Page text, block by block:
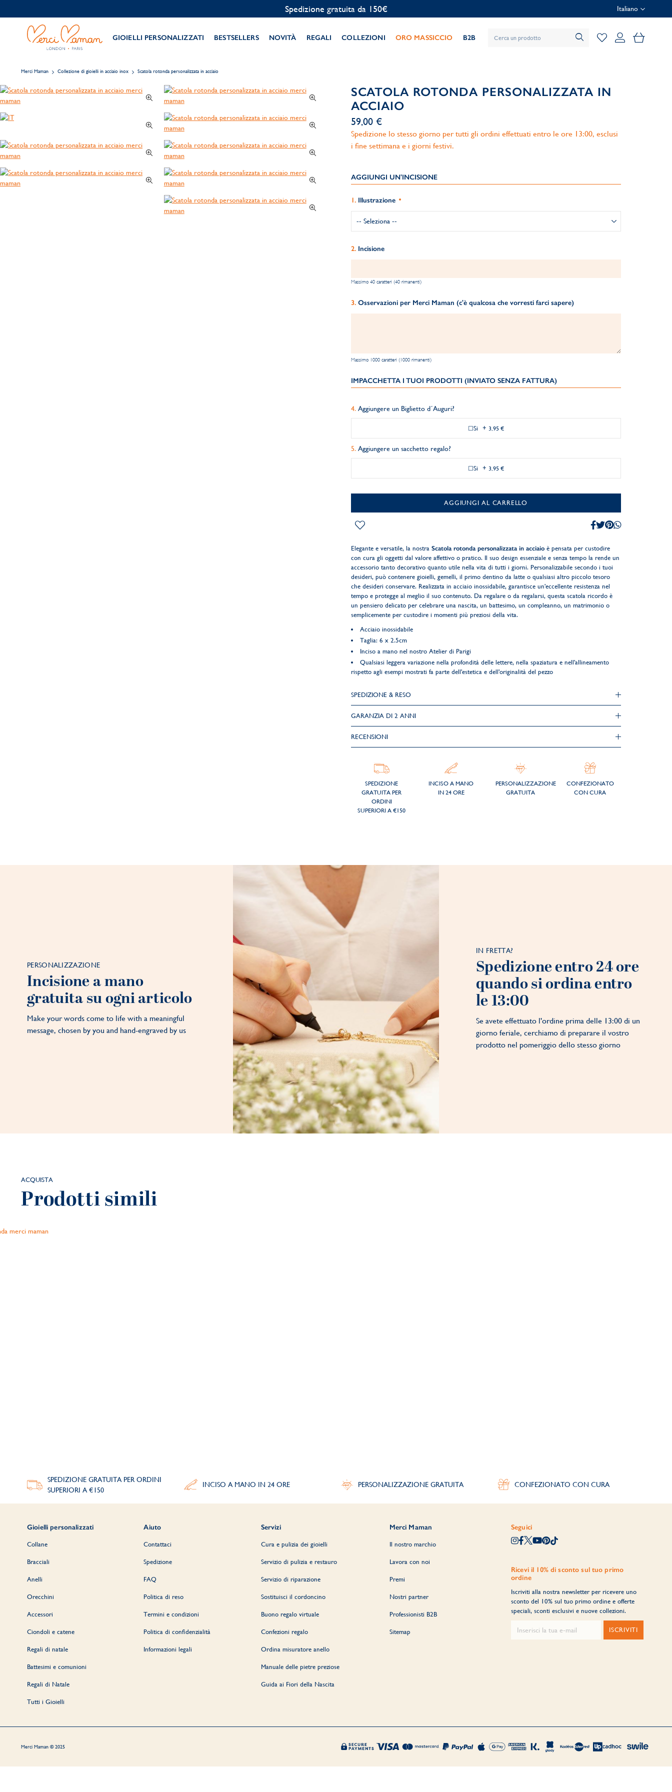
Personalizzazione gratuita Italiano
GIOIELLI PERSONALIZZATI BESTSELLERS NOVITÀ REGALI COLLEZIONI ORO MASSICCIO B2B Il mio
Merci Maman Collezione di gioielli in acciaio inox Scatola rotonda personalizzata in acciaio
SCATOLA ROTONDA PERSONALIZZATA IN
ACCIAIO
59,00 €
Spedizione lo stesso giorno per tutti gli ordini effettuati entro le ore 13:00, esclusi
i fine settimana e i giorni festivi.
AGGIUNGI UN'INCISIONE
Illustrazione
Incisione
Massimo 40 caratteri (40 rimanenti)
Osservazioni per Merci Maman (c'è qualcosa che vorresti farci sapere)
Massimo 1000 caratteri (1000 rimanenti)
IMPACCHETTA I TUOI PRODOTTI (INVIATO SENZA FATTURA)
Aggiungere un Biglietto d´Auguri?
Si + 3,95 €
Aggiungere un sacchetto regalo?
Si + 3,95 €
AGGIUNGI AL CARRELLO
Elegante e versatile, la nostra Scatola rotonda personalizzata in acciaioè pensata per custodire
con cura gli oggetti dal valore affettivo o pratico. Il suo design essenziale e senza tempo la rende un
accessorio tanto decorativo quanto utile nella vita di tutti i giorni. Personalizzabile secondo i tuoi
desideri, può contenere gioielli, gemelli, il primo dentino da latte o qualsiasi altro piccolo tesoro
che desideri conservare. Realizzata in acciaio inossidabile, garantisce un'eccellente resistenza nel
tempo e protegge al meglio il suo contenuto. Da regalare o da regalarsi, questa scatola ricordo è
un pensiero delicato per celebrare una nascita, un battesimo, un compleanno, un matrimonio o
semplicemente per custodire i momenti più preziosi della vita.
Acciaio inossidabile
Taglia: 6 x 2.5cm
Inciso a mano nel nostro Atelier di Parigi
Qualsiasi leggera variazione nella profondità delle lettere, nella spaziatura e nell'allineamento
rispetto agli esempi mostrati fa parte dell'estetica e dell'originalità del pezzo
SPEDIZIONE & RESO
GARANZIA DI 2 ANNI
RECENSIONI
SPEDIZIONE
GRATUITA PER
ORDINI
SUPERIORI A €150
INCISO A MANO
IN 24 ORE
PERSONALIZZAZIONE
GRATUITA
CONFEZIONATO
CON CURA
PERSONALIZZAZIONE
Incisione a mano
gratuita su ogni articolo
Make your words come to life with a meaningful
message, chosen by you and hand-engraved by us
IN FRETTA?
Spedizione entro 24 ore
quando si ordina entro
le 13:00
Se avete effettuato l'ordine prima delle 13:00 di un
giorno feriale, cerchiamo di preparare il vostro
prodotto nel pomeriggio dello stesso giorno
ACQUISTA
Prodotti simili
SPEDIZIONE GRATUITA PER ORDINI
SUPERIORI A €150
INCISO A MANO IN 24 ORE PERSONALIZZAZIONE GRATUITA CONFEZIONATO CON CURA
Gioielli personalizzati
Collane
Bracciali
Anelli
Orecchini
Accessori
Ciondoli e catene
Regali di natale
Battesimi e comunioni
Regali di Natale
Tutti i Gioielli
Aiuto
Contattaci
Spedizione
FAQ
Politica di reso
Termini e condizioni
Politica di confidenzialità
Informazioni legali
Servizi
Cura e pulizia dei gioielli
Servizio di pulizia e restauro
Servizio di riparazione
Sostituisci il cordoncino
Buono regalo virtuale
Confezioni regalo
Ordina misuratore anello
Manuale delle pietre preziose
Guida ai Fiori della Nascita
Merci Maman
Il nostro marchio
Lavora con noi
Premi
Nostri partner
Professionisti B2B
Sitemap
Seguici
Ricevi il 10% di sconto sul tuo primo
ordine
Iscriviti alla nostra newsletter per ricevere uno
sconto del 10% sul tuo primo ordine e offerte
speciali, sconti esclusivi e nuove collezioni.
ISCRIVITI
Merci Maman © 2025